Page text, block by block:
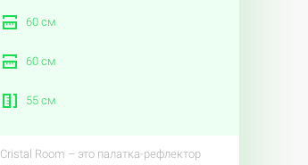
60 см
60 см
55 см
Cristal Room – это палатка-рефлектор